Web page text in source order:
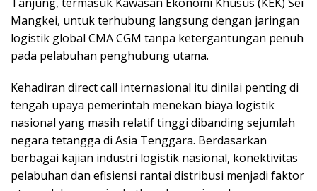
Mangkei, untuk terhubung langsung dengan jaringan
logistik global CMA CGM tanpa ketergantungan penuh
pada pelabuhan penghubung utama.
Kehadiran direct call internasional itu dinilai penting di
tengah upaya pemerintah menekan biaya logistik
nasional yang masih relatif tinggi dibanding sejumlah
negara tetangga di Asia Tenggara. Berdasarkan
berbagai kajian industri logistik nasional, konektivitas
pelabuhan dan efisiensi rantai distribusi menjadi faktor